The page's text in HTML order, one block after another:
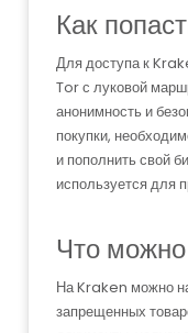
Как
Для доступа к
Tor с луковой
анонимность и
покупки,
и пополнить свой
используется для
Что
На Kraken можно
запрещенных